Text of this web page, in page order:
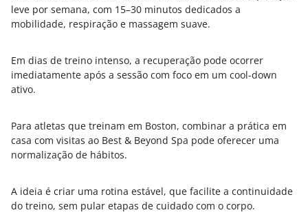
leve por semana, com 15–30 minutos dedicados a
mobilidade, respiração e massagem suave.
Em dias de treino intenso, a recuperação pode ocorrer
imediatamente após a sessão com foco em um cool-down
ativo.
Para atletas que treinam em Boston, combinar a prática em
casa com visitas ao Best & Beyond Spa pode oferecer uma
normalização de hábitos.
A ideia é criar uma rotina estável, que facilite a continuidade
do treino, sem pular etapas de cuidado com o corpo.